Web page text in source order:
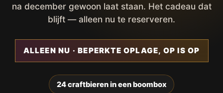
na december gewoon laat staan. Het cadeau dat
blijft — alleen nu te reserveren.
ALLEEN NU · BEPERKTE OPLAGE, OP IS OP
24 craftbieren in een boombox